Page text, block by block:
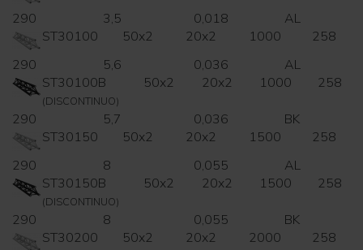
290
3,5 0,018
AL
ST30100
50x2 20x2 1000
258
290
5,6 0,036
AL
ST30100B
(DISCONTINUO)
50x2 20x2 1000 258
290 5,7 0,036
BK
ST30150
50x2 20x2 1500
258
290
8 0,055
AL
ST30150B
(DISCONTINUO)
50x2 20x2 1500 258
290 8 0,055
BK
ST30200
50x2 20x2 2000
258